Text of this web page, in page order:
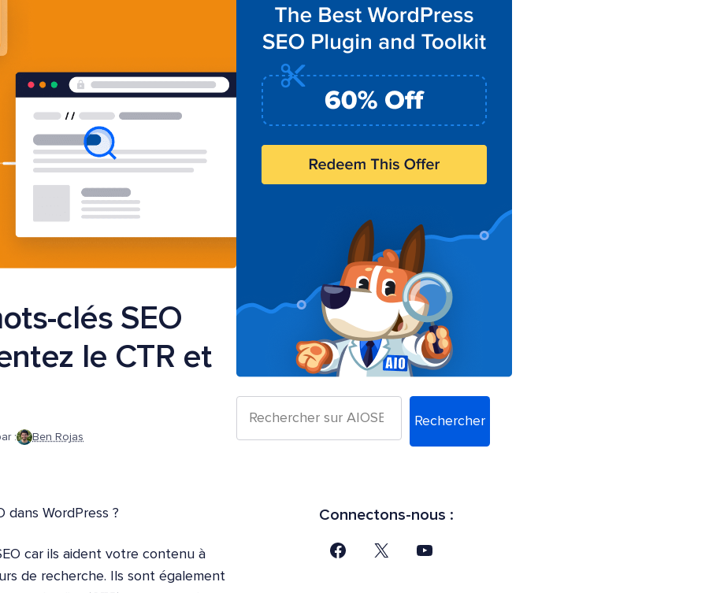
clés SEO
le CTR et
: Ben Rojas
dans WordPress ?
car ils aident votre contenu à
de recherche. Ils sont également
Rechercher
Connectons-nous :